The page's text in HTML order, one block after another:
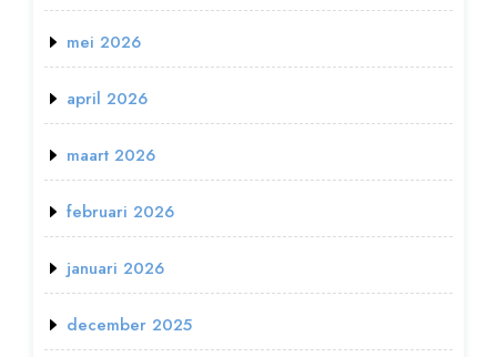
mei 2026
april 2026
maart 2026
februari 2026
januari 2026
december 2025